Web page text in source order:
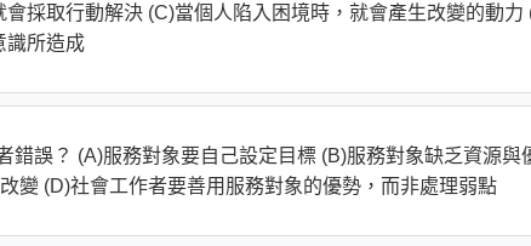
採取行動解決 (C)當個人陷入困境時，就會產生改變的動力
識所造成
錯誤？ (A)服務對象要自己設定目標 (B)服務對象缺乏資源與
變 (D)社會工作者要善用服務對象的優勢，而非處理弱點